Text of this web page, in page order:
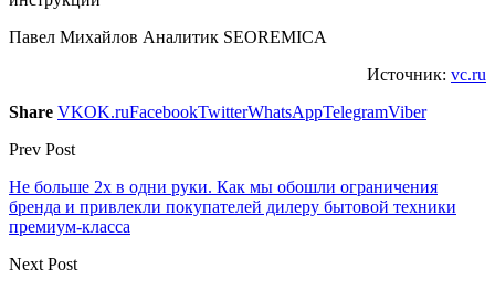
Павел Михайлов Аналитик SEOREMICA
Источник: vc.ru
Share VKOK.ruFacebookTwitterWhatsAppTelegramViber
Prev Post
Не больше 2х в одни руки. Как мы обошли ограничения
бренда и привлекли покупателей дилеру бытовой техники
премиум-класса
Next Post